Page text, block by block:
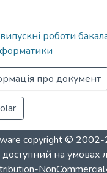
роботи
про документ
copyright ©
на умовах